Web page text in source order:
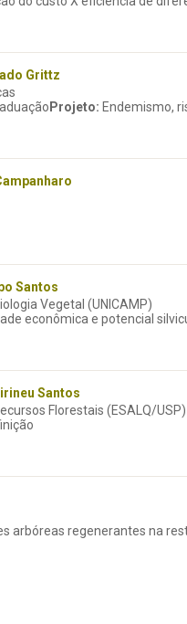
Grittz
Projeto: Endemismo,
Santos
Vegetal (UNICAMP)
econômica e potencial
Santos
Florestais (ESALQ/USP)
arbóreas regenerantes na